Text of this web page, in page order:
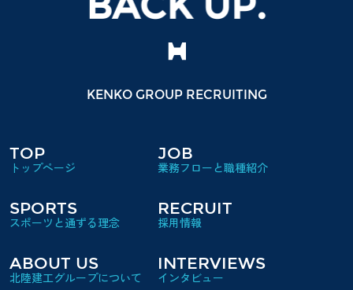
KENKO GROUP RECRUITING
TOP
JOB
SPORTS
RECRUIT
ABOUT US
INTERVIEWS